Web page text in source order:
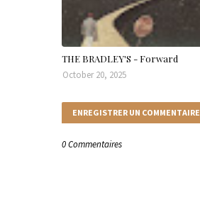
THE BRADLEY'S - Forward
October 20, 2025
ENREGISTRER UN COMMENTAIRE
0 Commentaires